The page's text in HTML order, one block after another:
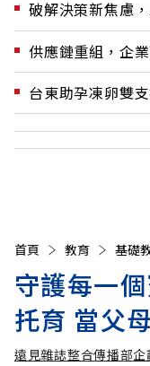
破解決策新焦慮
供應鏈重組，企
台東助孕凍卵雙支
首頁 教育 基礎
守護每一
托育 當父
遠見雜誌整合傳播部企